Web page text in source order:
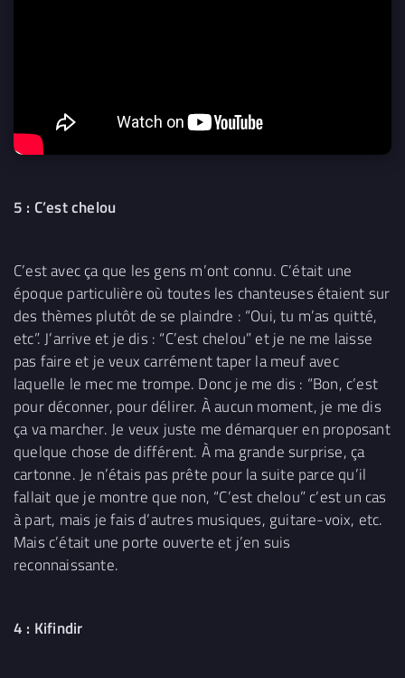
5 : C’est chelou
C’est avec ça que les gens m’ont connu. C’était une
époque particulière où toutes les chanteuses étaient sur
des thèmes plutôt de se plaindre : “Oui, tu m’as quitté,
etc”. J’arrive et je dis : “C’est chelou” et je ne me laisse
pas faire et je veux carrément taper la meuf avec
laquelle le mec me trompe. Donc je me dis : “Bon, c’est
pour déconner, pour délirer. À aucun moment, je me dis
ça va marcher. Je veux juste me démarquer en proposant
quelque chose de différent. À ma grande surprise, ça
cartonne. Je n’étais pas prête pour la suite parce qu’il
fallait que je montre que non, “C’est chelou” c’est un cas
à part, mais je fais d’autres musiques, guitare-voix, etc.
Mais c’était une porte ouverte et j’en suis
reconnaissante.
4 : Kifindir